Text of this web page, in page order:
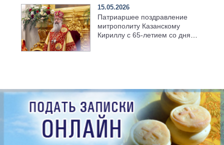
15.05.2026
Патриаршее поздравление
митрополиту Казанскому
Кириллу с 65-летием со дня